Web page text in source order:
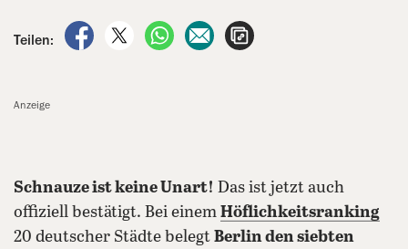
Teilen:
auf Facebook teilen
auf X teilenper WhatsApp teilen
per E-Mail teilen
Anzeige
Schnauze ist keine Unart! Das ist jetzt auch
offiziell bestätigt. Bei einem Höflichkeitsranking
20 deutscher Städte belegt Berlin den siebten